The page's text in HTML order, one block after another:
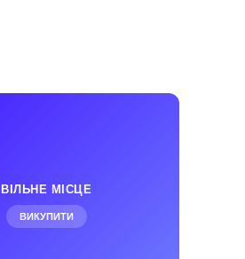
ВІЛЬНЕ МІСЦЕ
ВИКУПИТИ